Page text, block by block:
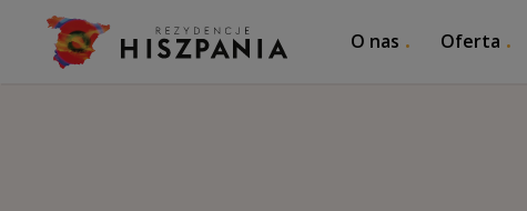
O nas Oferta